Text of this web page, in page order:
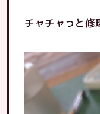
チャチャっと